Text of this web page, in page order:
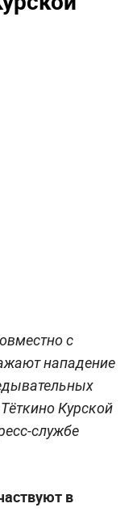
с
нападение
Курской
службе
в